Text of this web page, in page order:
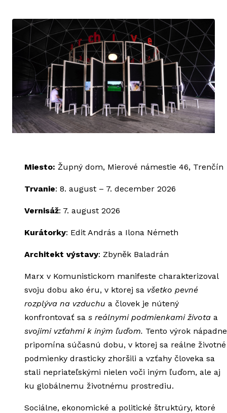
Miesto: Župný dom, Mierové námestie 46, Trenčín
Trvanie: 8. august – 7. december 2026
Vernisáž: 7. august 2026
Kurátorky: Edit András a Ilona Németh
Architekt výstavy: Zbyněk Baladrán
Marx v Komunistickom manifeste charakterizoval
svoju dobu ako éru, v ktorej sa všetko pevné
rozplýva na vzduchu a človek je nútený
konfrontovať sa s reálnymi podmienkami života a
svojimi vzťahmi k iným ľuďom. Tento výrok nápadne
pripomína súčasnú dobu, v ktorej sa reálne životné
podmienky drasticky zhoršili a vzťahy človeka sa
stali nepriateľskými nielen voči iným ľuďom, ale aj
ku globálnemu životnému prostrediu.
Sociálne, ekonomické a politické štruktúry, ktoré